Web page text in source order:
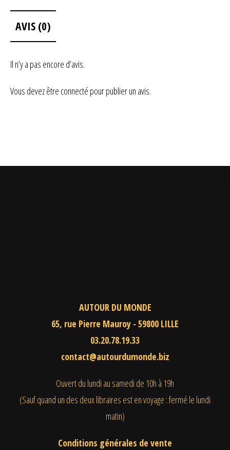
AVIS (0)
Il n’y a pas encore d’avis.
Vous devez être connecté pour publier un avis.
AUTOUR DU MONDE
65, rue Pierre Mauroy - 59800 LILLE
03.20.78.19.33
contact@autourdumonde.biz
Ouvert du lundi au samedi de 10h à 19h
(Sauf quand un des deux libraires est en voyage : fermé le lundi
matin)
Conditions générales de vente